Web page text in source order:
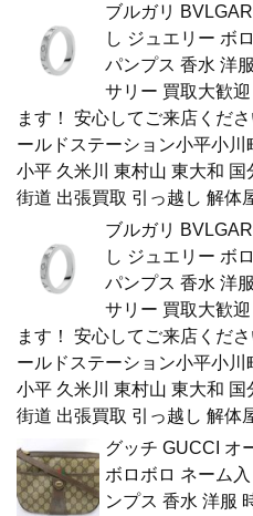
ブルガリ
し ジュエリー ボ
パンプス 香水 洋
サリー 買取大歓
ます！ 安心してご来店くだ
ールドステーション小平小
小平 久米川 東村山 東大和
街道 出張買取 引っ越し 解体
ブルガリ
し ジュエリー ボ
パンプス 香水 洋
サリー 買取大歓
ます！ 安心してご来店くだ
ールドステーション小平小
小平 久米川 東村山 東大和
街道 出張買取 引っ越し 解体
グッチ GUCCI オ
ボロボロ ネーム
ンプス 香水 洋服